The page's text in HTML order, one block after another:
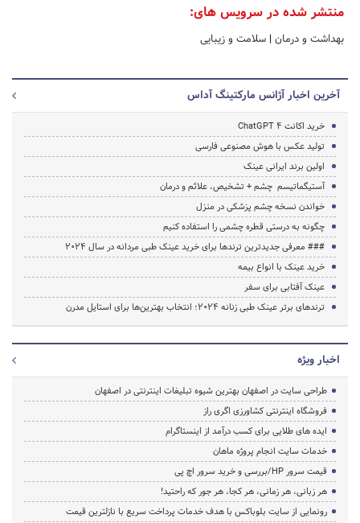
منتشر شده در سرویس های:
بهداشت و درمان | سلامت و زیبایی
آخرین اخبار آژانس مارکتینگ آداس
خرید اکانت ChatGPT 4
تولید عکس با هوش مصنوعی فارسی
اولین برند ایرانی عینک
آستیگماتیسم چشم + تشخیص، علائم و درمان
خواندن نسخه چشم پزشکی در منزل
چگونه به درستی قطره چشمی را استفاده کنیم
### معرفی جدیدترین ترندها برای خرید عینک طبی مردانه در سال 2024
خرید عینک با انواع بیمه
عینک آفتابی برای سفر
ترندهای برتر عینک طبی زنانه 2024؛ انتخاب بهترین‌ها برای استایل مدرن
اخبار ویژه
طراحی سایت در اصفهان بهترین شیوه تبلیغات اینترنتی در اصفهان
فروشگاه اینترنتی کشاورزی اگری راز
ایده های طلایی برای کسب درآمد از اینستاگرام
خدمات سایت انجام پروژه ماهان
قیمت سرور HP/بررسی و خرید سرور اچ پی
هر زبانی، هر زمانی، هر کجا، هر جور که راحتید!
رونمایی از سایت بلوباکس با هدف خدمات پرداخت سریع با نازلترین قیمت